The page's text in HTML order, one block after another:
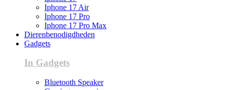
Iphone 17 Air
Iphone 17 Pro
Iphone 17 Pro Max
Dierenbenodigdheden
Gadgets
In Gadgets
Bluetooth Speaker